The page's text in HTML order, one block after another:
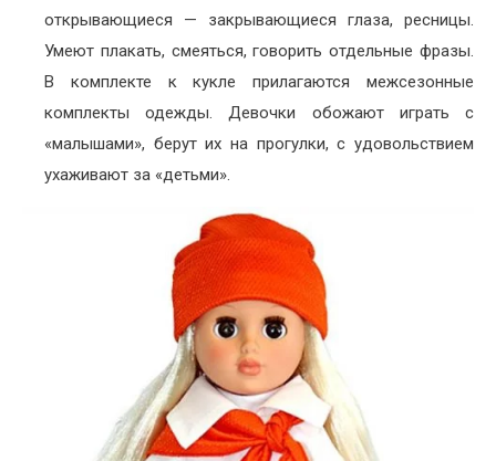
открывающиеся — закрывающиеся глаза, ресницы.
Умеют плакать, смеяться, говорить отдельные фразы.
В комплекте к кукле прилагаются межсезонные
комплекты одежды. Девочки обожают играть с
«малышами», берут их на прогулки, с удовольствием
ухаживают за «детьми».